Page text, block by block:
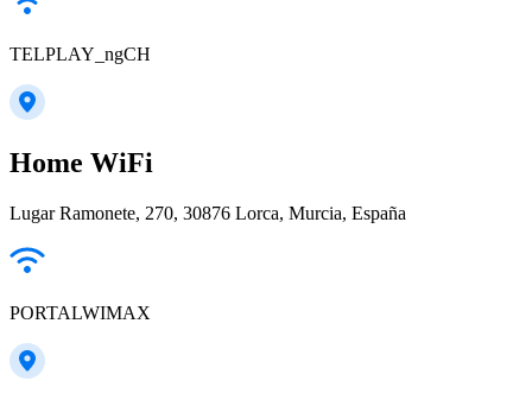
TELPLAY_ngCH
Home WiFi
Lugar Ramonete, 270, 30876 Lorca, Murcia, España
PORTALWIMAX